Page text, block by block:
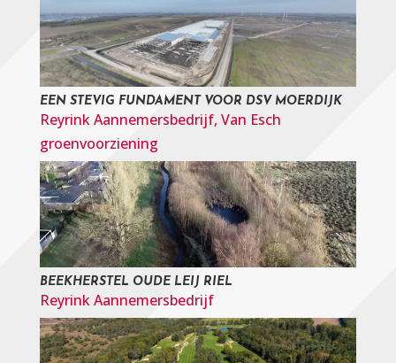
EEN STEVIG FUNDAMENT VOOR DSV MOERDIJK
Reyrink Aannemersbedrijf, Van Esch
groenvoorziening
BEEKHERSTEL OUDE LEIJ RIEL
Reyrink Aannemersbedrijf